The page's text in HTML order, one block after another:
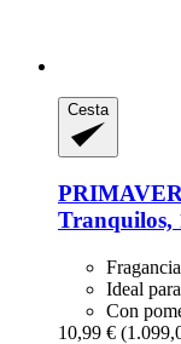
Cesta
Tranquilos,
Ideal
Con
10,99 €